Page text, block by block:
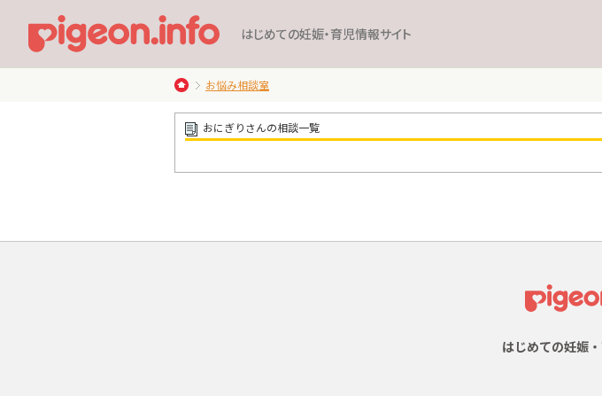
はじめての妊娠・育児情報サイト
お悩み相談室
おにぎりさんの相談一覧
はじめての妊娠